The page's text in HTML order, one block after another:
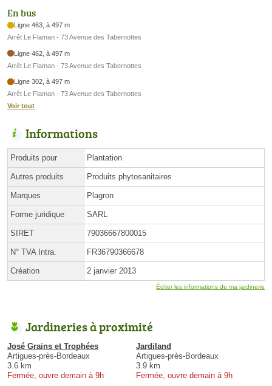
En bus
Ligne 463, à 497 m
Arrêt Le Flaman - 73 Avenue des Tabernottes
Ligne 462, à 497 m
Arrêt Le Flaman - 73 Avenue des Tabernottes
Ligne 302, à 497 m
Arrêt Le Flaman - 73 Avenue des Tabernottes
Voir tout
Informations
Produits pour Plantation
Autres produits Produits phytosanitaires
Marques Plagron
Forme juridique SARL
SIRET 79036667800015
N° TVA Intra. FR36790366678
Création 2 janvier 2013
Éditer les informations de ma jardinerie
Jardineries à proximité
José Grains et Trophées
Artigues-près-Bordeaux
3.6 km
Fermée, ouvre demain à 9h
Jardiland
Artigues-près-Bordeaux
3.9 km
Fermée, ouvre demain à 9h